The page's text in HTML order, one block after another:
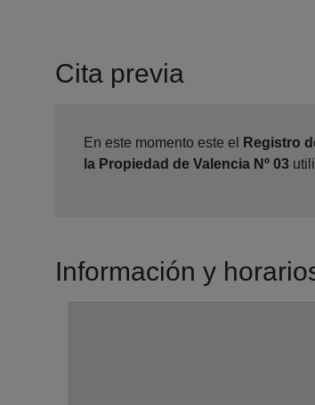
Cita previa
En este momento este el Registro
la Propiedad de Valencia Nº 03
Información y